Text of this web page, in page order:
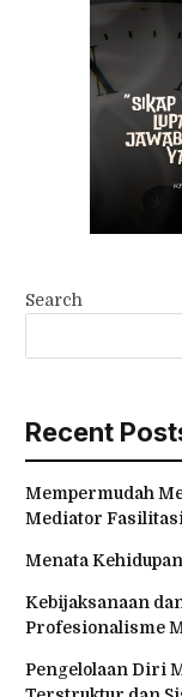
Search
Recent
Mempermudah
Mediator
Menata
Kebijaksanaan
Profesionalisme
Pengelolaan Diri